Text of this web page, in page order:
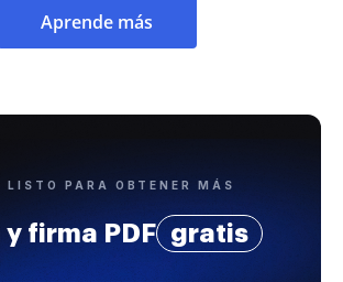
Aprende más
LISTO PARA OBTENER MÁS
y firma PDF gratis